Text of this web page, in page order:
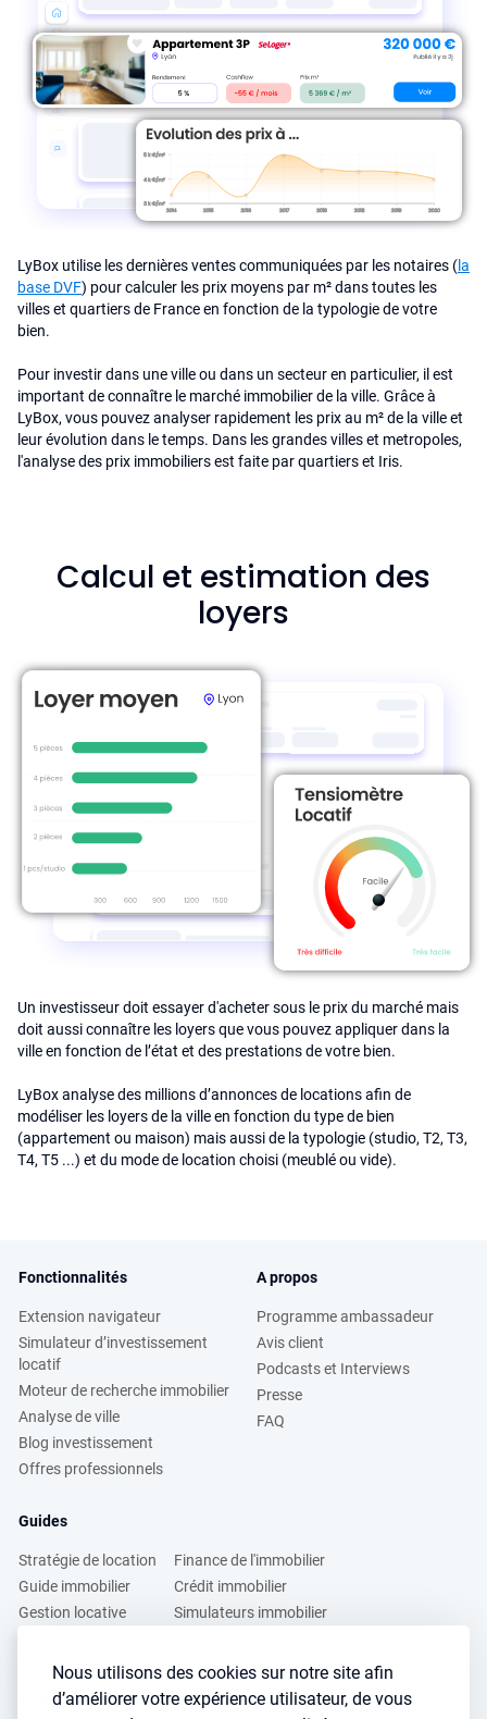
Nous utilisons des cookies sur notre site afin
d’améliorer votre expérience utilisateur, de vous
LyBox utilise les dernières ventes communiquées par les notaires (la
base DVF) pour calculer les prix moyens par m² dans toutes les
villes et quartiers de France en fonction de la typologie de votre
bien.
Pour investir dans une ville ou dans un secteur en particulier, il est
important de connaître le marché immobilier de la ville. Grâce à
LyBox, vous pouvez analyser rapidement les prix au m² de la ville et
leur évolution dans le temps. Dans les grandes villes et metropoles,
l'analyse des prix immobiliers est faite par quartiers et Iris.
Calcul et estimation des
loyers
Un investisseur doit essayer d'acheter sous le prix du marché mais
doit aussi connaître les loyers que vous pouvez appliquer dans la
ville en fonction de l’état et des prestations de votre bien.
LyBox analyse des millions d’annonces de locations afin de
modéliser les loyers de la ville en fonction du type de bien
(appartement ou maison) mais aussi de la typologie (studio, T2, T3,
T4, T5 ...) et du mode de location choisi (meublé ou vide).
Fonctionnalités
Extension navigateur
Simulateur d’investissement
locatif
Moteur de recherche immobilier
Analyse de ville
Blog investissement
Offres professionnels
A propos
Programme ambassadeur
Avis client
Podcasts et Interviews
Presse
FAQ
Guides
Stratégie de location
Guide immobilier
Gestion locative
Finance de l'immobilier
Crédit immobilier
Simulateurs immobilier
Vous voulez apprendre à investir dans l’immobilier ?